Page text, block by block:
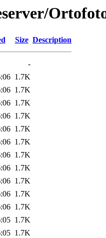
Size Description
-
1.7K
1.7K
1.7K
1.7K
1.7K
1.7K
1.7K
1.7K
1.7K
1.7K
1.7K
1.7K
1.7K